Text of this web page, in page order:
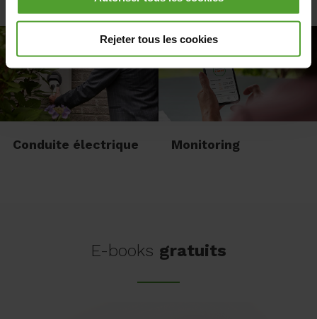
vous pouvez choisir de refuser tous les cookies à
l'exception des cookies nécessaires. Les cookies
ou des sites Internet et des applications et ne peuvent
être refusés.
Rejeter tous les cookies
Panneaux solaires Éclairage
Conduite électrique Monitoring
E-books gratuits